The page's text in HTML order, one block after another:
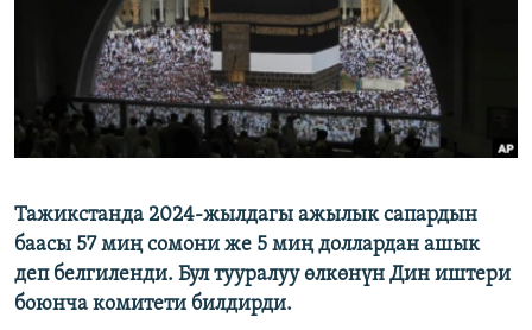
Тажикстанда 2024-жылдагы ажылык сапардын
баасы 57 миң сомони же 5 миң доллардан ашык
деп белгиленди. Бул тууралуу өлкөнүн Дин иштери
боюнча комитети билдирди.